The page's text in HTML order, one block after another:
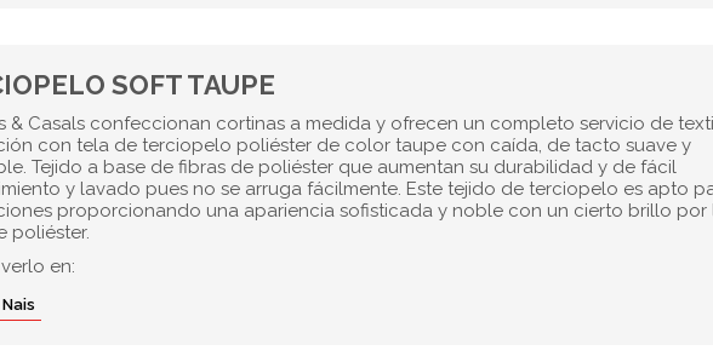
SOFT TAUPE
& Casals confeccionan cortinas a medida y ofrecen un completo servicio de
con tela de terciopelo poliéster de color taupe con caída, de tacto suave y
Tejido a base de fibras de poliéster que aumentan su durabilidad y de fácil
y lavado pues no se arruga fácilmente. Este tejido de terciopelo es apto
proporcionando una apariencia sofisticada y noble con un cierto brillo por
poliéster.
en: